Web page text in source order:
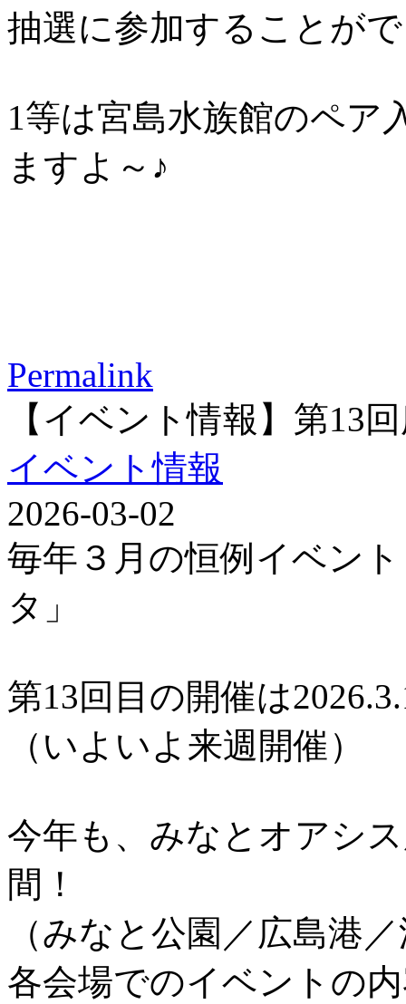
抽選に参加することが
1等は宮島水族館のペア
ますよ～♪
Permalink
【イベント情報】第13
イベント情報
2026-03-02
毎年３月の恒例イベン
タ」
第13回目の開催は
（いよいよ来週開催）
今年も、みなとオアシ
間！
（みなと公園／広島港
各会場でのイベントの